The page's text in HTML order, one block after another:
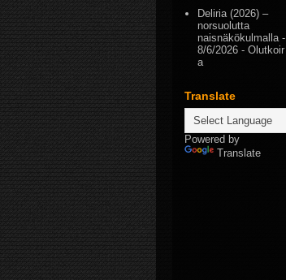
Deliria (2026) –
norsuolutta
naisnäkökulmalla-
8/6/2026 - Olutkoir
a
Translate
Powered by
Translate